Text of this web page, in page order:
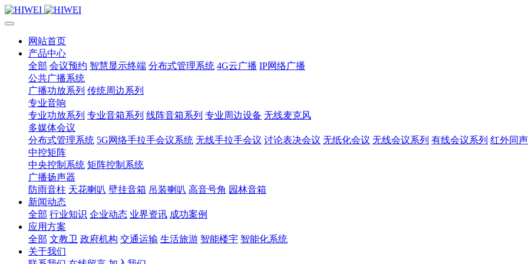
网站首页
产品中心
全部 会议预约 智慧显示终端 分布式管理系统 4G云广播 IP网络广播
公共广播系统
广播功放系列 传统周边系列
专业音响
专业功放系列 专业音箱系列 线阵音箱系列 专业周边设备 无线麦克风
多媒体会议
分布式管理系统 5G网络手拉手会议系统 无线手拉手会议 讨论表决会议 无纸化会议 无线会议系列 有线会议系列 红外同
中控矩阵
中央控制系统 矩阵控制系统
广播扬声器
防雨音柱 天花喇叭 壁挂音箱 吊装喇叭 高音号角 园林音箱
新闻动态
全部 行业知识 企业动态 业界资讯 成功案例
应用方案
全部 文教卫 政府机构 交通运输 生活旅游 智能楼宇 智能化系统
关于我们